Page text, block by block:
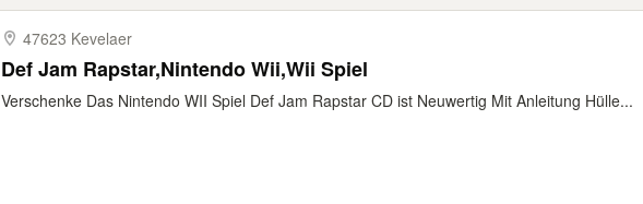
47623 Kevelaer
Def Jam Rapstar,Nintendo Wii,Wii Spiel
Verschenke Das Nintendo WII Spiel Def Jam Rapstar CD ist Neuwertig Mit Anleitung Hülle...